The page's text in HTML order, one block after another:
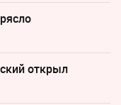
открыл